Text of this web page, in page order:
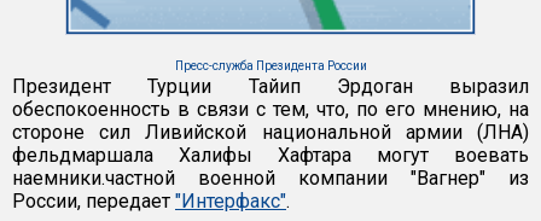
Пресс-служба Президента России
Президент Турции Тайип Эрдоган выразил
обеспокоенность в связи с тем, что, по его мнению, на
стороне сил Ливийской национальной армии (ЛНА)
фельдмаршала Халифы Хафтара могут воевать
наемники.частной военной компании "Вагнер" из
России, передает "Интерфакс".